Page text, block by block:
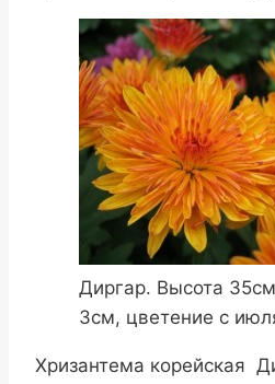
Диргар. Высота
3см, цветение с
Хризантема корейская